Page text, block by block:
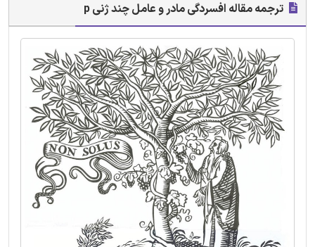
ترجمه مقاله افسردگی مادر و عامل چند ژنی p